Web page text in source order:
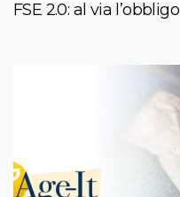
FSE 2.0: al via